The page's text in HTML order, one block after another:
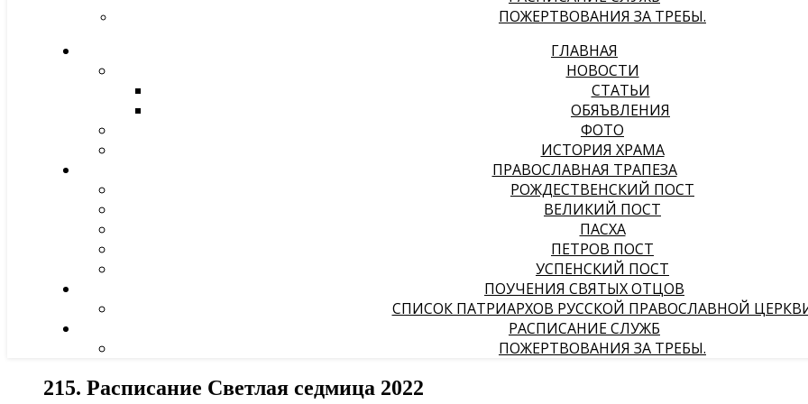
ПОЖЕРТВОВАНИЯ ЗА ТРЕБЫ.
ГЛАВНАЯ
НОВОСТИ
СТАТЬИ
ОБЯЪВЛЕНИЯ
ФОТО
ИСТОРИЯ ХРАМА
ПРАВОСЛАВНАЯ ТРАПЕЗА
РОЖДЕСТВЕНСКИЙ ПОСТ
ВЕЛИКИЙ ПОСТ
ПАСХА
ПЕТРОВ ПОСТ
УСПЕНСКИЙ ПОСТ
ПОУЧЕНИЯ СВЯТЫХ ОТЦОВ
СПИСОК ПАТРИАРХОВ РУССКОЙ ПРАВОСЛАВНОЙ
РАСПИСАНИЕ СЛУЖБ
ПОЖЕРТВОВАНИЯ ЗА ТРЕБЫ.
215. Расписание Светлая седмица 2022